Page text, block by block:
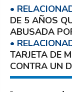
DE 5 AÑOS
ABUSADA
TARJETA DE
CONTRA UN